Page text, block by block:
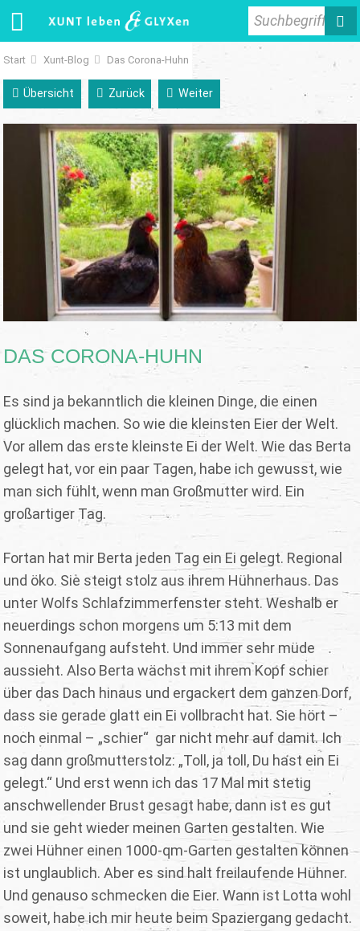
Suchbegriff
Start Xunt-Blog Das Corona-Huhn
Übersicht Zurück Weiter
DAS CORONA-HUHN
Es sind ja bekanntlich die kleinen Dinge, die einen
glücklich machen. So wie die kleinsten Eier der Welt.
Vor allem das erste kleinste Ei der Welt. Wie das Berta
gelegt hat, vor ein paar Tagen, habe ich gewusst, wie
man sich fühlt, wenn man Großmutter wird. Ein
großartiger Tag.
Fortan hat mir Berta jeden Tag ein Ei gelegt. Regional
und öko. Sie steigt stolz aus ihrem Hühnerhaus. Das
unter Wolfs Schlafzimmerfenster steht. Weshalb er
neuerdings schon morgens um 5:13 mit dem
Sonnenaufgang aufsteht. Und immer sehr müde
aussieht. Also Berta wächst mit ihrem Kopf schier
über das Dach hinaus und ergackert dem ganzen Dorf,
dass sie gerade glatt ein Ei vollbracht hat. Sie hört –
noch einmal – „schier“ gar nicht mehr auf damit. Ich
sag dann großmutterstolz: „Toll, ja toll, Du hast ein Ei
gelegt.“ Und erst wenn ich das 17 Mal mit stetig
anschwellender Brust gesagt habe, dann ist es gut
und sie geht wieder meinen Garten gestalten. Wie
zwei Hühner einen 1000-qm-Garten gestalten können
ist unglaublich. Aber es sind halt freilaufende Hühner.
Und genauso schmecken die Eier. Wann ist Lotta wohl
soweit, habe ich mir heute beim Spaziergang gedacht.